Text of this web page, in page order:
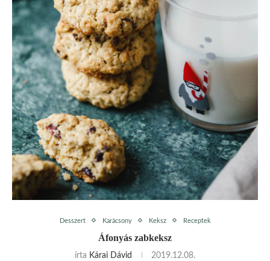
Desszert Karácsony Keksz Receptek
Áfonyás zabkeksz
írta Kárai Dávid 2019.12.08.